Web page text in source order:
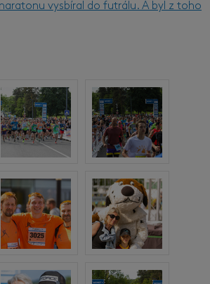
vysbíral do futrálu. A byl z toho